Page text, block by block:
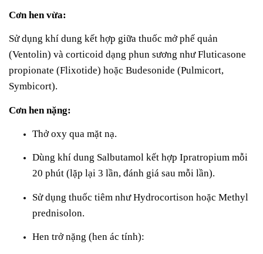
Cơn hen vừa:
Sử dụng khí dung kết hợp giữa thuốc mở phế quản
(Ventolin) và corticoid dạng phun sương như Fluticasone
propionate (Flixotide) hoặc Budesonide (Pulmicort,
Symbicort).
Cơn hen nặng:
Thở oxy qua mặt nạ.
Dùng khí dung Salbutamol kết hợp Ipratropium mỗi
20 phút (lặp lại 3 lần, đánh giá sau mỗi lần).
Sử dụng thuốc tiêm như Hydrocortison hoặc Methyl
prednisolon.
Hen trở nặng (hen ác tính):